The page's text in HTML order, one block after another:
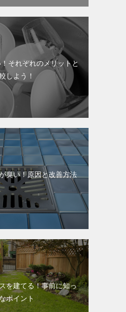
それぞれのメリットと
しよう！
臭い！原因と改善方法
を建てる！事前に知っ
ポイント